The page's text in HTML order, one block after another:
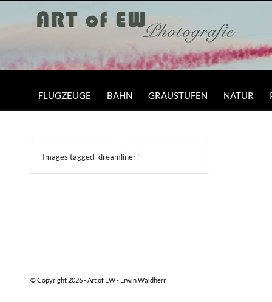
FLUGZEUGE BAHN GRAUSTUFEN NATUR
Images tagged "dreamliner"
© Copyright 2026 -Art of EW - Erwin Waldherr